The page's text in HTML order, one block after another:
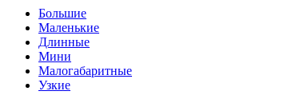
Большие
Маленькие
Длинные
Мини
Малогабаритные
Узкие